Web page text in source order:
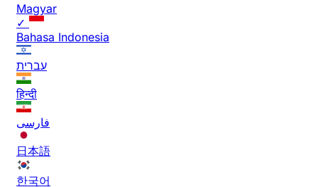
Magyar
✓
Bahasa Indonesia
עברית
हिन्दी
فارسی
日本語
한국어